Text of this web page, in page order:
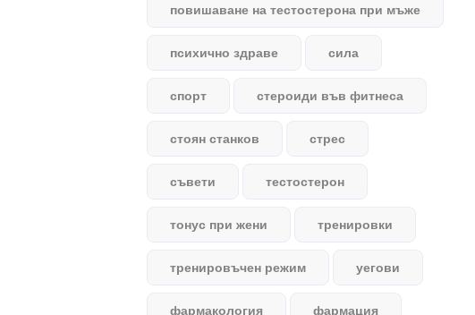
повишаване на тестостерона при мъже
психично здраве сила
спорт стероиди във фитнеса
стоян станков стрес
съвети тестостерон
тонус при жени тренировки
тренировъчен режим уегови
фармакология фармация